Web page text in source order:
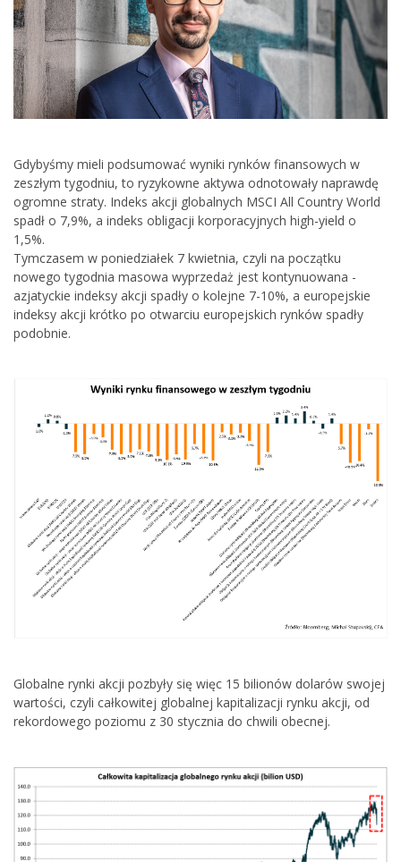
Gdybyśmy mieli podsumować wyniki rynków finansowych w
zeszłym tygodniu, to ryzykowne aktywa odnotowały naprawdę
ogromne straty. Indeks akcji globalnych MSCI All Country World
spadł o 7,9%, a indeks obligacji korporacyjnych high-yield o
1,5%.
Tymczasem w poniedziałek 7 kwietnia, czyli na początku
nowego tygodnia masowa wyprzedaż jest kontynuowana -
azjatyckie indeksy akcji spadły o kolejne 7-10%, a europejskie
indeksy akcji krótko po otwarciu europejskich rynków spadły
podobnie.
Globalne rynki akcji pozbyły się więc 15 bilionów dolarów swojej
wartości, czyli całkowitej globalnej kapitalizacji rynku akcji, od
rekordowego poziomu z 30 stycznia do chwili obecnej.